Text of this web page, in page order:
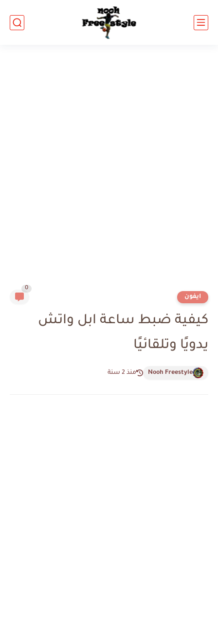
ايفون
0
كيفية ضبط ساعة ابل واتش
يدويًا وتلقائيًا
Nooh Freestyle منذ 2 سنة